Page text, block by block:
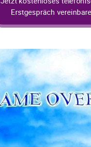
Erstgespräch